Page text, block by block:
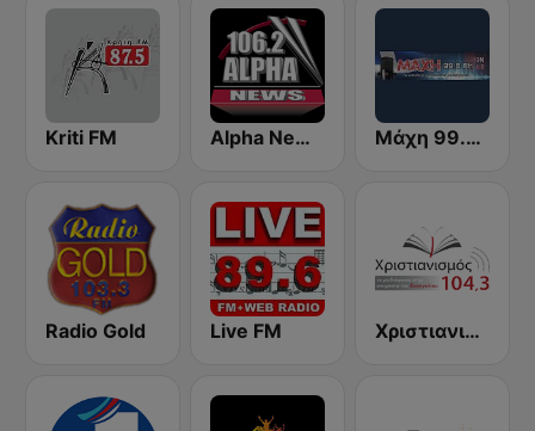
Kriti FM Alpha News 106,2 Μάχη 99.8 FM Maxh
Radio Gold Live FM Χριστιανισμός (Christianity Radio)